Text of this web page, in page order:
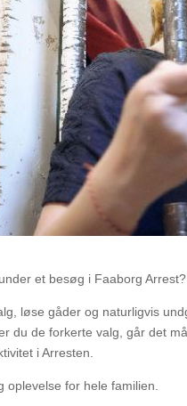
et besøg i Faaborg Arrest?
løse gåder og naturligvis
du de forkerte valg, går det
i Arresten.
oplevelse for hele familien.